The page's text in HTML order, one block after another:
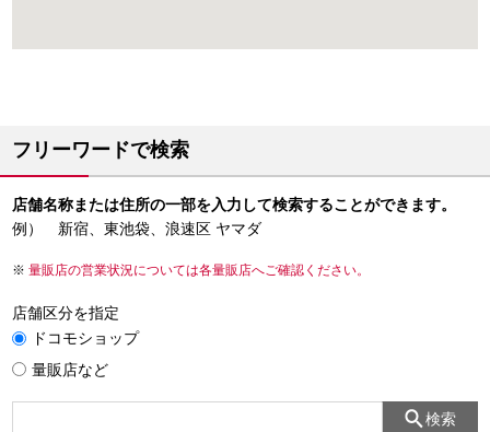
フリーワードで検索
店舗名称または住所の一部を入力して検索することができます。
例） 新宿、東池袋、浪速区 ヤマダ
量販店の営業状況については各量販店へご確認ください。
店舗区分を指定
ドコモショップ
量販店など
検索